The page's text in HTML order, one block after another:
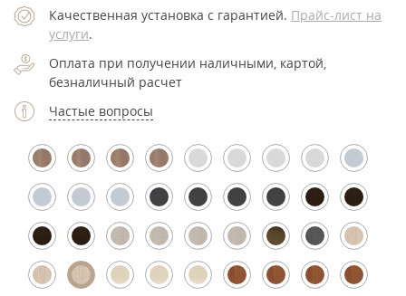
Качественная установка с гарантией. Прайс-лист на
услуги.
Оплата при получении наличными, картой,
безналичный расчет
Частые вопросы